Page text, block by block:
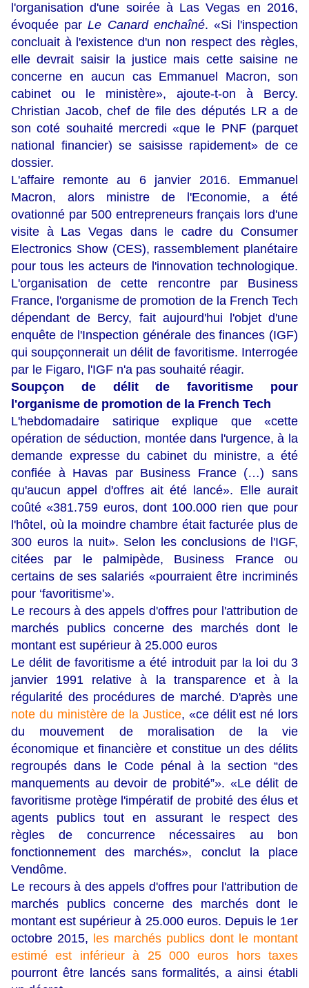
l'organisation d'une soirée à Las Vegas en 2016,
évoquée parLe Canard enchaîné. «Si l'inspection
concluait à l'existence d'un non respect des règles,
elle devrait saisir la justice mais cette saisine ne
concerne en aucun cas Emmanuel Macron, son
cabinet ou le ministère», ajoute-t-on à Bercy.
Christian Jacob, chef de file des députés LR a de
son coté souhaité mercredi «que le PNF (parquet
national financier) se saisisse rapidement» de ce
dossier.
L'affaire remonte au 6 janvier 2016. Emmanuel
Macron, alors ministre de l'Economie, a été
ovationné par 500 entrepreneurs français lors d'une
visite à Las Vegas dans le cadre du Consumer
Electronics Show (CES), rassemblement planétaire
pour tous les acteurs de l'innovation technologique.
L'organisation de cette rencontre par Business
France, l'organisme de promotion de la French Tech
dépendant de Bercy, fait aujourd'hui l'objet d'une
enquête de l'Inspection générale des finances (IGF)
qui soupçonnerait un délit de favoritisme. Interrogée
par le Figaro, l'IGF n'a pas souhaité réagir.
Soupçon de délit de favoritisme pour
l'organisme de promotion de la French Tech
L'hebdomadaire satirique explique que «cette
opération de séduction, montée dans l'urgence, à la
demande expresse du cabinet du ministre, a été
confiée à Havas par Business France (…) sans
qu'aucun appel d'offres ait été lancé». Elle aurait
coûté «381.759 euros, dont 100.000 rien que pour
l'hôtel, où la moindre chambre était facturée plus de
300 euros la nuit». Selon les conclusions de l'IGF,
citées par le palmipède, Business France ou
certains de ses salariés «pourraient être incriminés
pour ‘favoritisme'».
Le recours à des appels d'offres pour l'attribution de
marchés publics concerne des marchés dont le
montant est supérieur à 25.000 euros
Le délit de favoritisme a été introduit par la loi du 3
janvier 1991 relative à la transparence et à la
régularité des procédures de marché. D'après une
note du ministère de la Justice, «ce délit est né lors
du mouvement de moralisation de la vie
économique et financière et constitue un des délits
regroupés dans le Code pénal à la section “des
manquements au devoir de probité”». «Le délit de
favoritisme protège l'impératif de probité des élus et
agents publics tout en assurant le respect des
règles de concurrence nécessaires au bon
fonctionnement des marchés», conclut la place
Vendôme.
Le recours à des appels d'offres pour l'attribution de
marchés publics concerne des marchés dont le
montant est supérieur à 25.000 euros. Depuis le 1er
octobre 2015, les marchés publics dont le montant
estimé est inférieur à 25 000 euros hors taxes
pourront être lancés sans formalités, a ainsi établi